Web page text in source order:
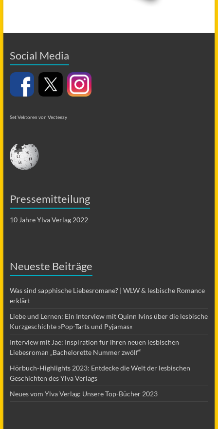
Social Media
Set Vektoren von Vecteezy
Pressemitteilung
10 Jahre Ylva Verlag 2022
Neueste Beiträge
Was sind sapphische Liebesromane? | WLW & lesbische Romance
erklärt
Liebe und Lernen: Ein Interview mit Quinn Ivins über die lesbische
Kurzgeschichte »Pop-Tarts und Pyjamas«
Interview mit Jae: Inspiration für ihren neuen lesbischen
Liebesroman „Bachelorette Nummer zwölf“
Hörbuch-Highlights 2023: Entdecke die Welt der lesbischen
Geschichten des Ylva Verlags
Neues vom Ylva Verlag: Unsere Top-Bücher 2023